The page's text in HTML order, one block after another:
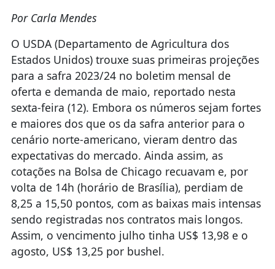
Por Carla Mendes
O USDA (Departamento de Agricultura dos
Estados Unidos) trouxe suas primeiras projeções
para a safra 2023/24 no boletim mensal de
oferta e demanda de maio, reportado nesta
sexta-feira (12). Embora os números sejam fortes
e maiores dos que os da safra anterior para o
cenário norte-americano, vieram dentro das
expectativas do mercado. Ainda assim, as
cotações na Bolsa de Chicago recuavam e, por
volta de 14h (horário de Brasília), perdiam de
8,25 a 15,50 pontos, com as baixas mais intensas
sendo registradas nos contratos mais longos.
Assim, o vencimento julho tinha US$ 13,98 e o
agosto, US$ 13,25 por bushel.